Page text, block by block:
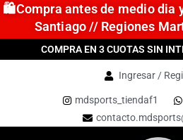
🛍️Compra antes de medio dia
Santiago // Regiones
COMPRA EN 3 CUOTAS SIN
Ingresar /
mdsports_tiendaf1